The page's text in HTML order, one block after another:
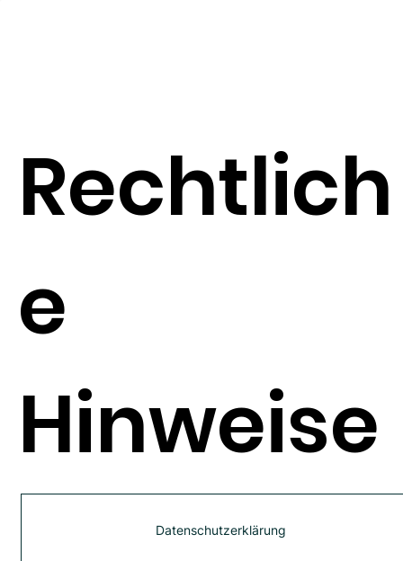
Datenschutzerklärung
Rechtlich
e
Hinweise